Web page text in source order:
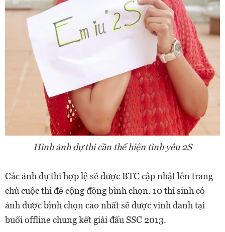
Hình ảnh dự thi cần thể hiện tình yêu 2S
Các ảnh dự thi hợp lệ sẽ được BTC cập nhật lên trang
chủ cuộc thi để cộng đồng bình chọn. 10 thí sinh có
ảnh được bình chọn cao nhất sẽ được vinh danh tại
buổi offline chung kết giải đấu SSC 2013.